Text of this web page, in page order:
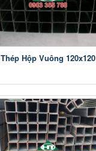
Thép Hộp Vuông 120x120